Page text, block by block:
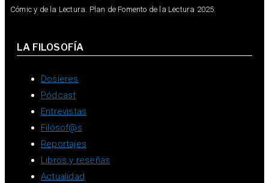
Cómic y de la Lectura. Plan de Fomento de la Lectura 2025.
LA FILOSOFÍA
Dosieres
Pódcast
Entrevistas
Filósof@s
Reportajes
Libros y reseñas
Actualidad